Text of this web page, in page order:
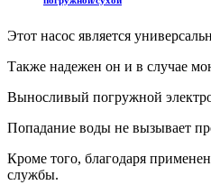
Этот насос является
Также надежен он и в случае
Выносливый погружной
Попадание воды не вызывает
Кроме того, благодаря
службы.